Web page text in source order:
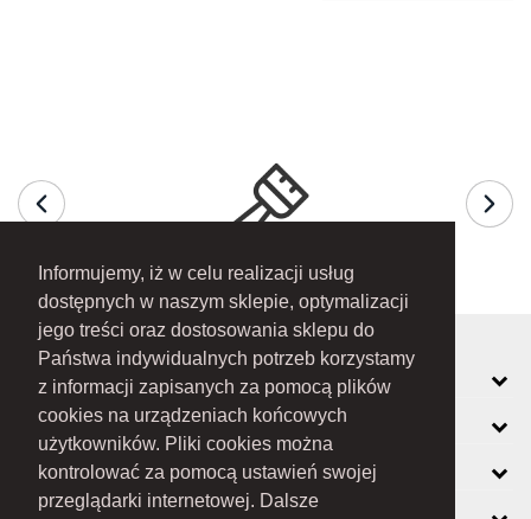
Informujemy, iż w celu realizacji usług
dostępnych w naszym sklepie, optymalizacji
jego treści oraz dostosowania sklepu do
Państwa indywidualnych potrzeb korzystamy
z informacji zapisanych za pomocą plików
cookies na urządzeniach końcowych
użytkowników. Pliki cookies można
kontrolować za pomocą ustawień swojej
przeglądarki internetowej. Dalsze
MOJE KONTO
INFORMACJE
O FIRMIE
ZOBACZ RÓWNIEŻ